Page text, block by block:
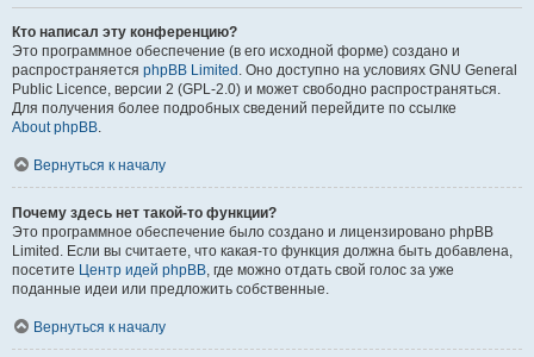
Кто написал эту конференцию?
Это программное обеспечение (в его исходной форме) создано и
распространяется phpBB Limited . Оно доступно на условиях GNU General
Public Licence, версии 2 (GPL-2.0) и может свободно распространяться.
Для получения более подробных сведений перейдите по ссылке
About phpBB.
Вернуться к началу
Почему здесь нет такой-то функции?
Это программное обеспечение было создано и лицензировано phpBB
Limited. Если вы считаете, что какая-то функция должна быть добавлена,
посетите Центр идей phpBB, где можно отдать свой голос за уже
поданные идеи или предложить собственные.
Вернуться к началу